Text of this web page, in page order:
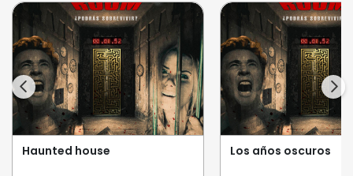
Haunted house Los años oscuros